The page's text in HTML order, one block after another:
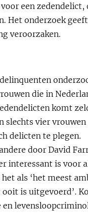
een zedendelict,
Het onderzoek
veroorzaken.
die in
komt
vier
delicten te plegen.
door David
interessant is voor
als ‘het meest
is uitgevoerd’.
en